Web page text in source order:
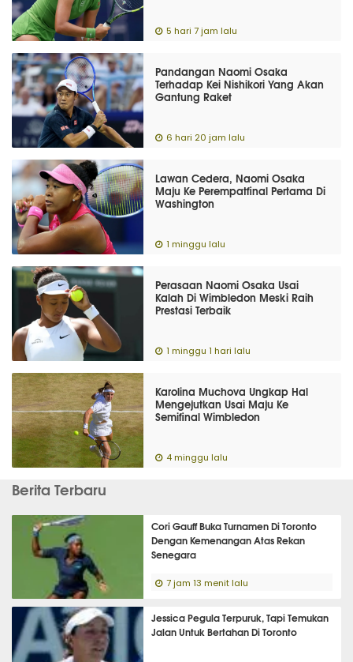
5 hari 7 jam lalu
Pandangan Naomi Osaka
Terhadap Kei Nishikori Yang Akan
Gantung Raket
6 hari 20 jam lalu
Lawan Cedera, Naomi Osaka
Maju Ke Perempatfinal Pertama Di
Washington
1 minggu lalu
Perasaan Naomi Osaka Usai
Kalah Di Wimbledon Meski Raih
Prestasi Terbaik
1 minggu 1 hari lalu
Karolina Muchova Ungkap Hal
Mengejutkan Usai Maju Ke
Semifinal Wimbledon
4 minggu lalu
Berita Terbaru
Cori Gauff Buka Turnamen Di Toronto
Dengan Kemenangan Atas Rekan
Senegara
7 jam 13 menit lalu
Jessica Pegula Terpuruk, Tapi Temukan
Jalan Untuk Bertahan Di Toronto